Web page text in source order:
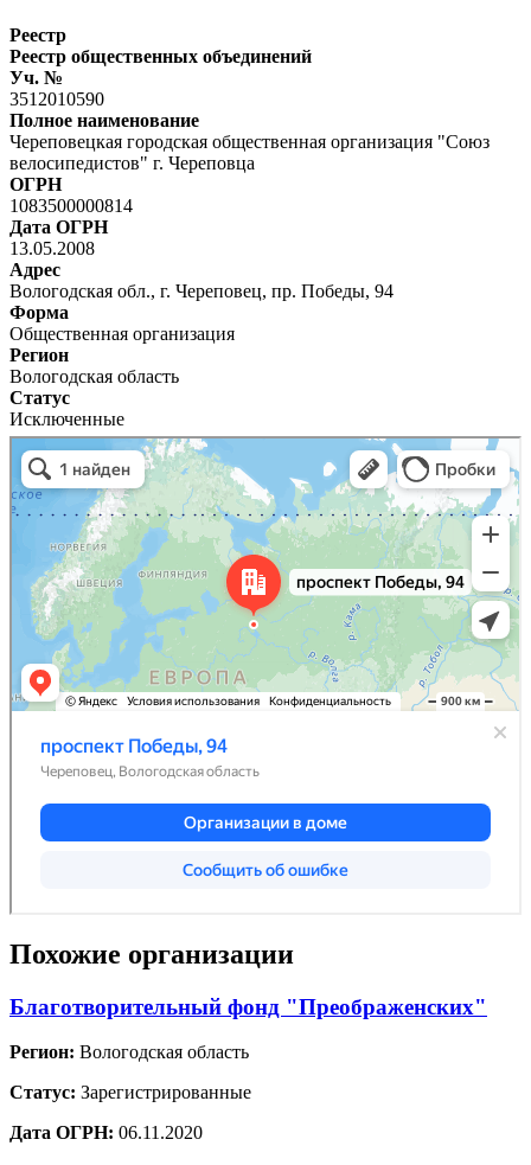
Реестр
Реестр общественных объединений
Уч. №
3512010590
Полное наименование
Череповецкая городская общественная организация "Союз
велосипедистов" г. Череповца
ОГРН
1083500000814
Дата ОГРН
13.05.2008
Адрес
Вологодская обл., г. Череповец, пр. Победы, 94
Форма
Общественная организация
Регион
Вологодская область
Статус
Исключенные
Похожие организации
Благотворительный фонд "Преображенских"
Регион: Вологодская область
Статус: Зарегистрированные
Дата ОГРН: 06.11.2020